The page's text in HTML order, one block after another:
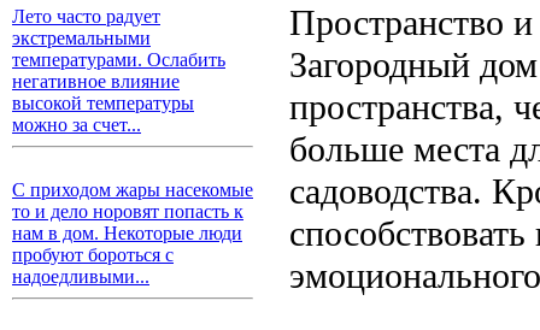
Лето часто радует
экстремальными
температурами. Ослабить
негативное влияние
высокой температуры
можно за счет...
С приходом жары насекомые
то и дело норовят попасть к
нам в дом. Некоторые люди
пробуют бороться с
надоедливыми...
Пространство
Загородный
пространства,
больше места
садоводства.